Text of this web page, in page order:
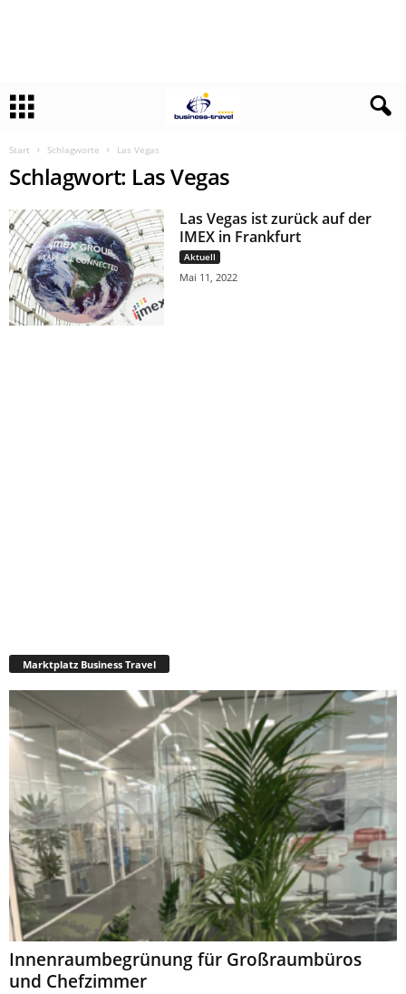
Start Schlagworte Las Vegas
Schlagwort: Las Vegas
Las Vegas ist zurück auf der
IMEX in Frankfurt
Aktuell
Mai 11, 2022
Marktplatz Business Travel
Innenraumbegrünung für Großraumbüros
und Chefzimmer